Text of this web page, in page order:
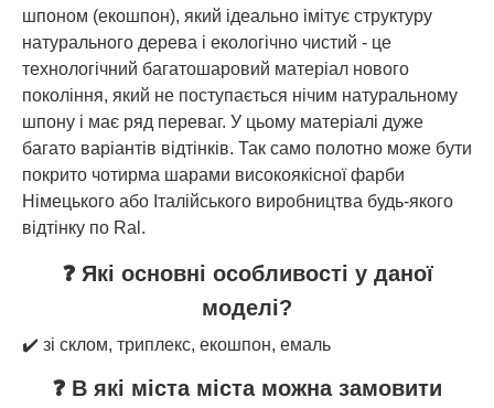
шпоном (екошпон), який ідеально імітує структуру
натурального дерева і екологічно чистий - це
технологічний багатошаровий матеріал нового
покоління, який не поступається нічим натуральному
шпону і має ряд переваг. У цьому матеріалі дуже
багато варіантів відтінків. Так само полотно може бути
покрито чотирма шарами високоякісної фарби
Німецького або Італійського виробництва будь-якого
відтінку по Ral.
❓ Які основні особливості у даної
моделі?
✔️ зі склом, триплекс, екошпон, емаль
❓ В які міста міста можна замовити